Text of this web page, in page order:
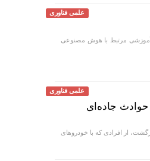
علمی فناوری
مرتبط با هوش مصنوعی
علمی فناوری
حوادث جاده‌ای
از افرادی که با خودروهای